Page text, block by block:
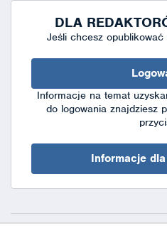
DLA
Jeśli chcesz opublikować
Informacje na temat
do logowania znajdziesz
Informacje